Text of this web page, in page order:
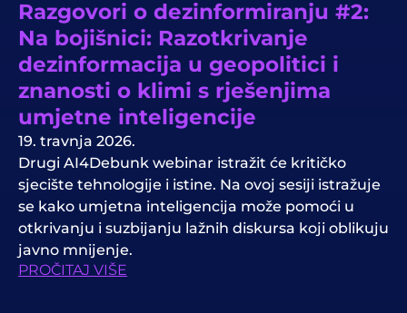
Razgovori o dezinformiranju #2:
Na bojišnici: Razotkrivanje
dezinformacija u geopolitici i
znanosti o klimi s rješenjima
umjetne inteligencije
19. travnja 2026.
Drugi AI4Debunk webinar istražit će kritičko
sjecište tehnologije i istine. Na ovoj sesiji istražuje
se kako umjetna inteligencija može pomoći u
otkrivanju i suzbijanju lažnih diskursa koji oblikuju
javno mnijenje.
PROČITAJ VIŠE